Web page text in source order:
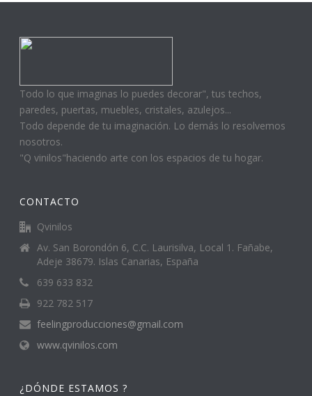
Todo lo que imaginas lo puedes decorar", tus techos,
paredes, puertas, muebles, cristales, azulejos...
Todo depende de tu imaginación. Lo demás lo resolvemos
nosotros.
"Q vinilos"haciendo arte con los espacios de tu hogar.
CONTACTO
Qvinilos
Av. San Borondón 6, C.C. Laurisilva, Local 1. Fañabe,
Adeje 38679. Islas Canarias, España
639 633 832
922 782 517
feelingproducciones@gmail.com
www.qvinilos.com
¿DÓNDE ESTAMOS ?